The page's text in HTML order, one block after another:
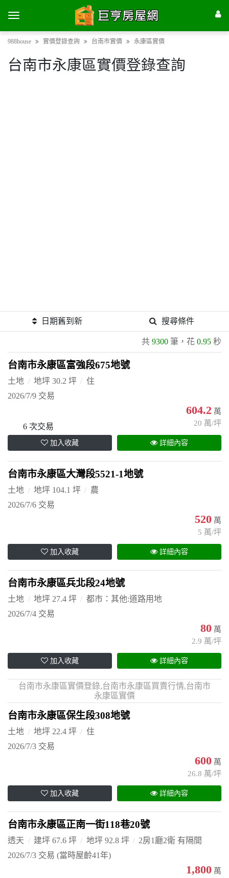
988house 實價登錄查詢 台南市實價 永康區實價
台南市永康區實價登錄查詢
日期舊到新 搜尋條件
共 9300 筆，花 0.95 秒
台南市永康區富強段675地號
土地 地坪 30.2 坪
住
2026/7/9 交易
6 次交易
604.2 萬
20 萬/坪
加入收藏 詳細內容
台南市永康區大灣段5521-1地號
土地 地坪 104.1 坪
農
2026/7/6 交易
520 萬
5 萬/坪
加入收藏 詳細內容
台南市永康區兵北段24地號
土地 地坪 27.4 坪
都市：其他:道路用地
2026/7/4 交易
80 萬
2.9 萬/坪
加入收藏 詳細內容
台南市永康區實價登錄,台南市永康區買賣行情,台南市
永康區實價
台南市永康區保生段308地號
土地 地坪 22.4 坪
住
2026/7/3 交易
600 萬
26.8 萬/坪
加入收藏 詳細內容
台南市永康區正南一街118巷20號
透天 建坪 67.6 坪 地坪 92.8 坪
2房1廳2衛 有隔間
2026/7/3 交易 (當時屋齡41年)
1,800 萬